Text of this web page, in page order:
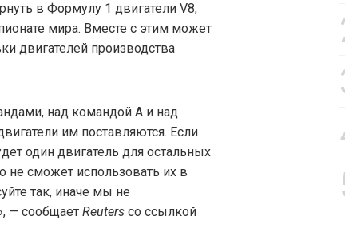
в Формулу 1 двигатели V8,
мира. Вместе с этим может
двигателей производства
над командой А и над
им поставляются. Если
один двигатель для остальных
не сможет использовать их в
так, иначе мы не
— сообщает Reutersсо ссылкой